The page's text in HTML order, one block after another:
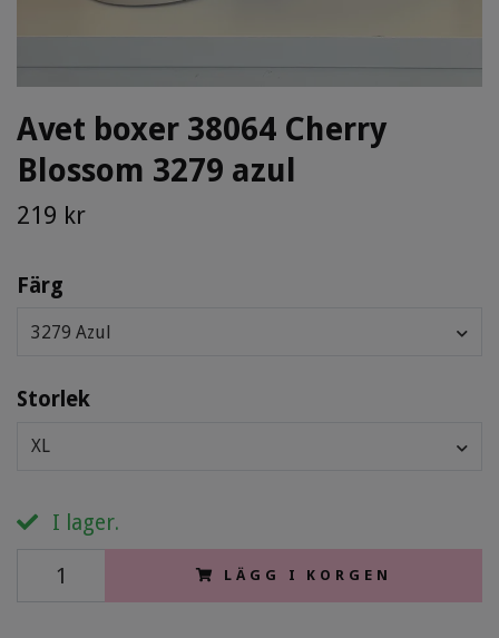
Avet boxer 38064 Cherry
Blossom 3279 azul
219 kr
Färg
3279 Azul
Storlek
XL
I lager.
LÄGG I KORGEN